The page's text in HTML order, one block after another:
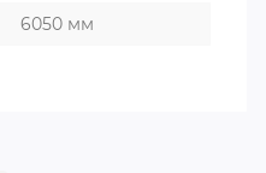
6050 мм